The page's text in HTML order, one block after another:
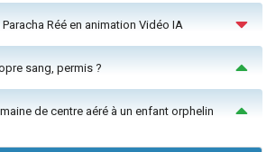
Réé en animation Vidéo IA
sang, permis ?
de centre aéré à un enfant orphelin